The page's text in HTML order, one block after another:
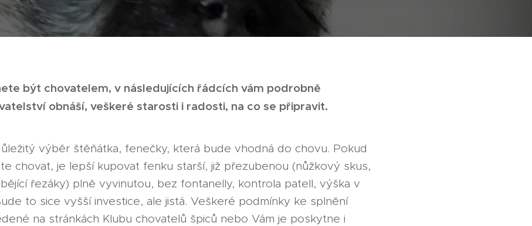
být chovatelem, v následujících řádcích vám podrobně
obnáší, veškeré starosti i radosti, na co se připravit.
výběr štěňátka, fenečky, která bude vhodná do chovu. Pokud
chovat, je lepší kupovat fenku starší, již přezubenou (nůžkový skus,
řezáky) plně vyvinutou, bez fontanelly, kontrola patell, výška v
to sice vyšší investice, ale jistá. Veškeré podmínky ke splnění
na stránkách Klubu chovatelů špiců nebo Vám je poskytne i